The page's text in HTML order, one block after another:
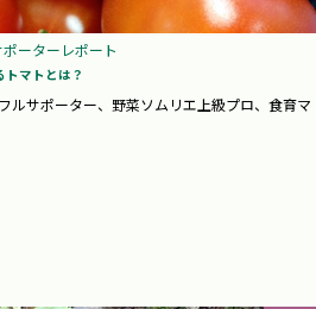
ーターレポート
マトとは？
ルサポーター、野菜ソムリエ上級プロ、食育マ